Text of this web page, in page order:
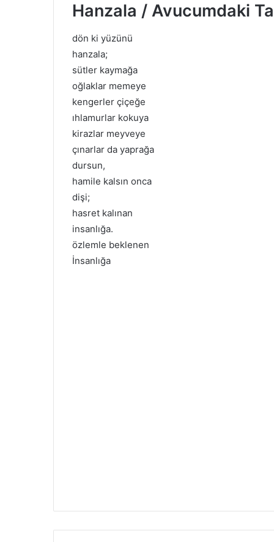
Hanzala / Avucumdaki
dön ki yüzünü
hanzala;
sütler kaymağa
oğlaklar memeye
kengerler çiçeğe
ıhlamurlar kokuya
kirazlar meyveye
çınarlar da yaprağa
dursun,
hamile kalsın onca
dişi;
hasret kalınan
insanlığa.
özlemle beklenen
İnsanlığa